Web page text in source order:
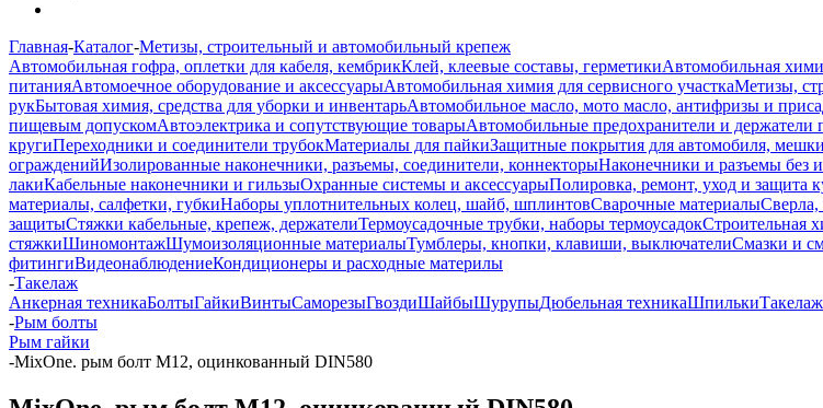
Главная-Каталог-Метизы, строительный и автомобильный крепеж
Автомобильная гофра, оплетки для кабеля, кембрикКлей, клеевые составы, герметикиАвтомобильная
питанияАвтомоечное оборудование и аксессуарыАвтомобильная химия для сервисного участкаМетизы,
рукБытовая химия, средства для уборки и инвентарьАвтомобильное масло, мото масло, антифризы и
пищевым допускомАвтоэлектрика и сопутствующие товарыАвтомобильные предохранители и держатели
кругиПереходники и соединители трубокМатериалы для пайкиЗащитные покрытия для автомобиля,
огражденийИзолированные наконечники, разъемы, соединители, коннекторыНаконечники и разъемы без
лакиКабельные наконечники и гильзыОхранные системы и аксессуарыПолировка, ремонт, уход и защита
материалы, салфетки, губкиНаборы уплотнительных колец, шайб, шплинтовСварочные материалыСверла,
защитыСтяжки кабельные, крепеж, держателиТермоусадочные трубки, наборы термоусадокСтроительная
стяжкиШиномонтажШумоизоляционные материалыТумблеры, кнопки, клавиши, выключателиСмазки и
фитингиВидеонаблюдениеКондиционеры и расходные материлы
-Такелаж
Анкерная техникаБолтыГайкиВинтыСаморезыГвоздиШайбыШурупыДюбельная техникаШпилькиТакелаж
-Рым болты
Рым гайки
-MixOne. рым болт М12, оцинкованный DIN580